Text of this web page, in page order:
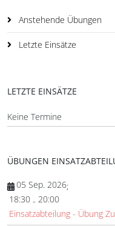
Anstehende Übungen
Letzte Einsätze
LETZTE EINSÄTZE
Keine Termine
ÜBUNGEN
05 Sep. 2026;
18:30 - 20:00
Einsatzabteilung - Übung